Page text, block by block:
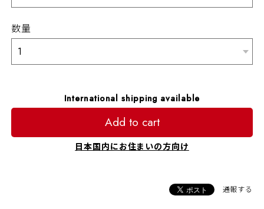
数量
International shipping available
Add to cart
日本国内にお住まいの方向け
通報する